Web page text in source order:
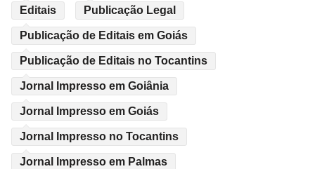
Editais Publicação Legal
Publicação de Editais em Goiás
Publicação de Editais no Tocantins
Jornal Impresso em Goiânia
Jornal Impresso em Goiás
Jornal Impresso no Tocantins
Jornal Impresso em Palmas